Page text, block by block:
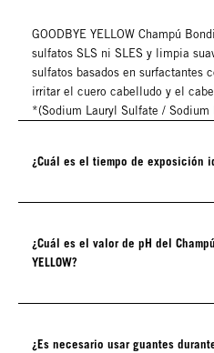
GOODBYE YELLOW Champú
sulfatos SLS ni SLES y limpia
sulfatos basados en surfactantes
irritar el cuero cabelludo y el
*(Sodium Lauryl Sulfate / Sodium
¿Cuál es el tiempo de exposición
¿Cuál es el valor de pH del
YELLOW?
¿Es necesario usar guantes